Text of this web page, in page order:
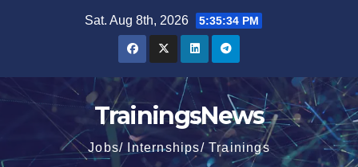
Sat. Aug 8th, 2026 5:35:35 PM
TrainingsNews
Jobs/ Internships/ Trainings